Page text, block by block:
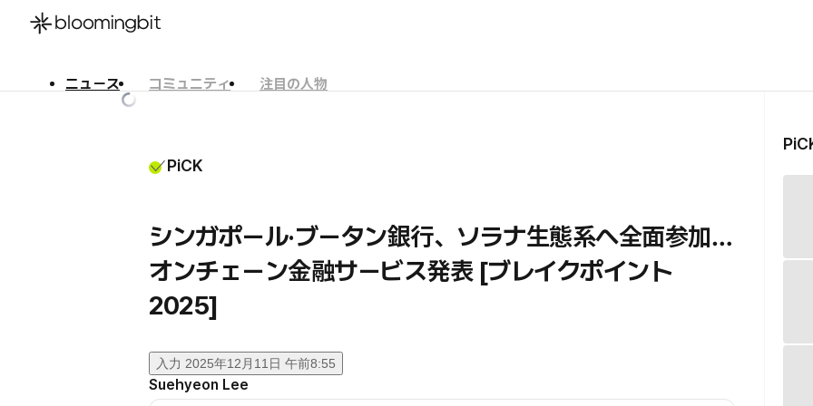
ニュース コミュニティ
注目の人物
PiCK
シンガポール·ブータン銀行、ソラナ生態系へ全面参加…
オンチェーン金融サービス発表 [ブレイクポイント
2025]
入力 2025年12月11日 午前8:55
Suehyeon Lee